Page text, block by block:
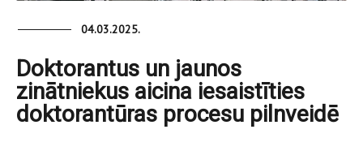
04.03.2025.
Doktorantus un jaunos
zinātniekus aicina iesaistīties
doktorantūras procesu pilnveidē